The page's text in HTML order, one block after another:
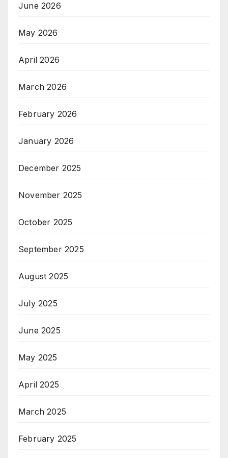
June 2026
May 2026
April 2026
March 2026
February 2026
January 2026
December 2025
November 2025
October 2025
September 2025
August 2025
July 2025
June 2025
May 2025
April 2025
March 2025
February 2025